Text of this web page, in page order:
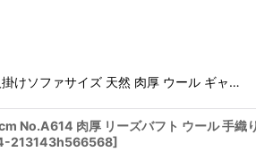
けソファサイズ 天然 肉厚 ウール ギャ…
No.A614 肉厚 リーズバフト ウール 手織
213143h566568]